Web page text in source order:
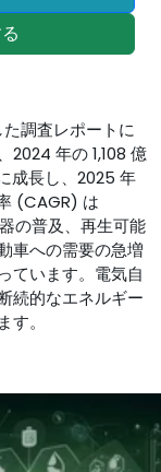
調査レポートに
2024 年の 1,108 億
成長し、2025 年
(CAGR) は
の普及、再生可能
車への需要の急増
ています。電気自
続的なエネルギー
。